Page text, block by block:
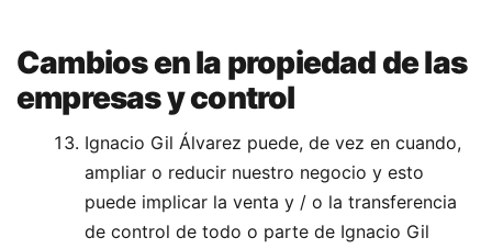
Cambios en la propiedad de las
empresas y control
Ignacio Gil Álvarez puede, de vez en cuando,
ampliar o reducir nuestro negocio y esto
puede implicar la venta y / o la transferencia
de control de todo o parte de Ignacio Gil